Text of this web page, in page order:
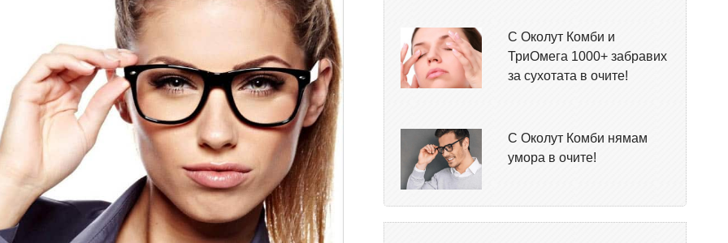
С Околут Комби и
ТриОмега 1000+ забравих
за сухотата в очите!
С Околут Комби нямам
умора в очите!